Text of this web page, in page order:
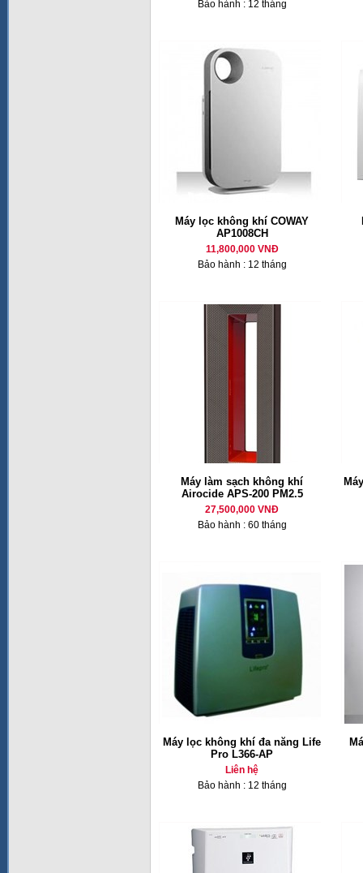
Bảo hành : 12 tháng
Máy lọc không khí COWAY
AP1008CH
11,800,000 VNĐ
Bảo hành : 12 tháng
Máy làm sạch không khí
Airocide APS-200 PM2.5
27,500,000 VNĐ
Bảo hành : 60 tháng
Máy lọc không khí đa năng Life
Pro L366-AP
Liên hệ
Bảo hành : 12 tháng